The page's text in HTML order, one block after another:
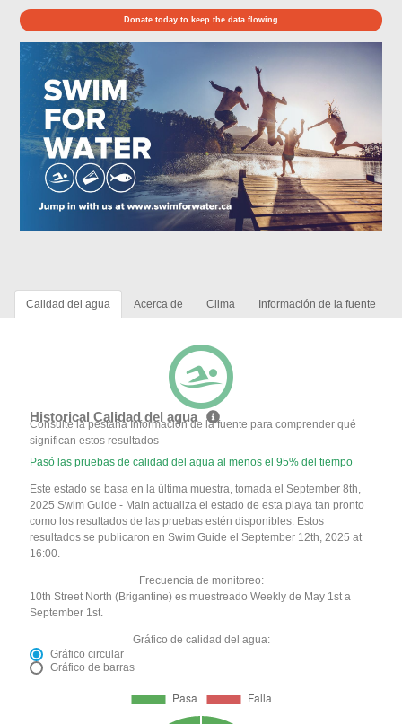
Donate today to keep the data flowing
Calidad del agua Acerca de Clima Información de la fuente
Historical Calidad del agua
Consulte la pestaña Información de la fuente para comprender qué
significan estos resultados
Pasó las pruebas de calidad del agua al menos el 95% del tiempo
Este estado se basa en la última muestra, tomada el September 8th,
2025 Swim Guide - Main actualiza el estado de esta playa tan pronto
como los resultados de las pruebas estén disponibles. Estos
resultados se publicaron en Swim Guide el September 12th, 2025 at
16:00.
Frecuencia de monitoreo:
10th Street North (Brigantine) es muestreado Weekly de May 1st a
September 1st.
Gráfico de calidad del agua:
Gráfico circular
Gráfico de barras